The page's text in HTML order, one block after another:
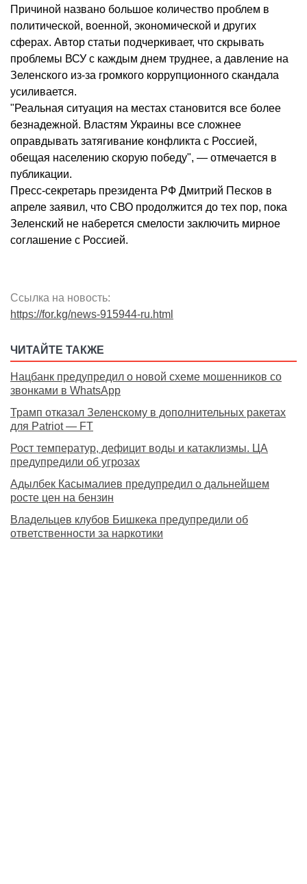
Причиной названо большое количество проблем в
политической, военной, экономической и других
сферах. Автор статьи подчеркивает, что скрывать
проблемы ВСУ с каждым днем труднее, а давление на
Зеленского из-за громкого коррупционного скандала
усиливается.
"Реальная ситуация на местах становится все более
безнадежной. Властям Украины все сложнее
оправдывать затягивание конфликта с Россией,
обещая населению скорую победу", — отмечается в
публикации.
Пресс-секретарь президента РФ Дмитрий Песков в
апреле заявил, что СВО продолжится до тех пор, пока
Зеленский не наберется смелости заключить мирное
соглашение с Россией.
Ссылка на новость:
https://for.kg/news-915944-ru.html
ЧИТАЙТЕ ТАКЖЕ
Нацбанк предупредил о новой схеме мошенников со
звонками в WhatsApp
Трамп отказал Зеленскому в дополнительных ракетах
для Patriot — FT
Рост температур, дефицит воды и катаклизмы. ЦА
предупредили об угрозах
Адылбек Касымалиев предупредил о дальнейшем
росте цен на бензин
Владельцев клубов Бишкека предупредили об
ответственности за наркотики